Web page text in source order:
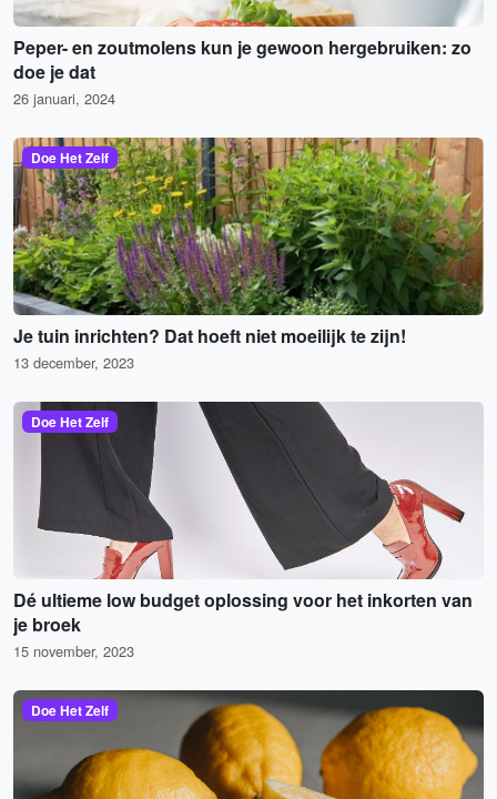
Peper- en zoutmolens kun je gewoon hergebruiken: zo
doe je dat
26 januari, 2024
Doe Het Zelf
Je tuin inrichten? Dat hoeft niet moeilijk te zijn!
13 december, 2023
Doe Het Zelf
Dé ultieme low budget oplossing voor het inkorten van
je broek
15 november, 2023
Doe Het Zelf